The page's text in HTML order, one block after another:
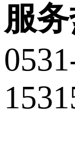
服